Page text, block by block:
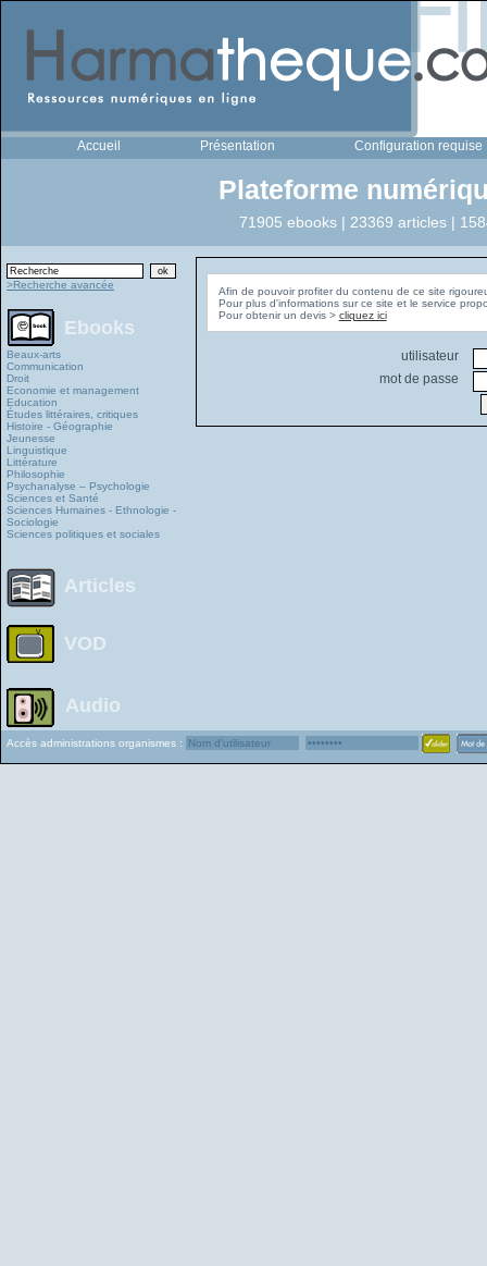
Accueil Présentation Configuration requise
Plateforme
71905 ebooks | 23369 articles |
>Recherche avancée
Ebooks
Beaux-arts
Communication
Droit
Economie et management
Education
Études littéraires, critiques
Histoire - Géographie
Jeunesse
Linguistique
Littérature
Philosophie
Psychanalyse – Psychologie
Sciences et Santé
Sciences Humaines - Ethnologie -
Sociologie
Sciences politiques et sociales
Articles
VOD
Audio
Afin de pouvoir profiter du contenu de ce site
Pour plus d'informations sur ce site et le service
Pour obtenir un devis > cliquez ici
utilisateur
mot de passe
Accès administrations organismes :